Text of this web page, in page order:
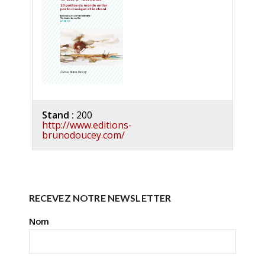
Stand : 200
http://www.editions-
brunodoucey.com/
RECEVEZ NOTRE NEWSLETTER
Nom